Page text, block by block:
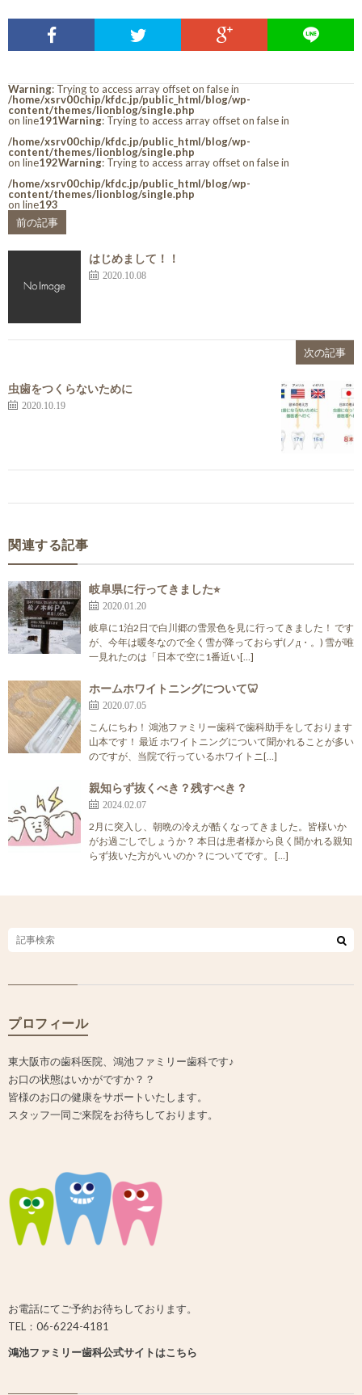
Warning: Trying to access array offset on false in
/home/xsrv00chip/kfdc.jp/public_html/blog/wp-
content/themes/lionblog/single.php
on line191Warning: Trying to access array offset on false in
/home/xsrv00chip/kfdc.jp/public_html/blog/wp-
content/themes/lionblog/single.php
on line192Warning: Trying to access array offset on false in
/home/xsrv00chip/kfdc.jp/public_html/blog/wp-
content/themes/lionblog/single.php
on line193
前の記事
はじめまして！！
2020.10.08
次の記事
虫歯をつくらないために
2020.10.19
関連する記事
岐阜県に行ってきました⭐︎
2020.01.20
岐阜に1泊2日で白川郷の雪景色を見に行ってきました！ です
が、今年は暖冬なので全く雪が降っておらず(ノд・。) 雪が唯
一見れたのは「日本で空に1番近い[…]
ホームホワイトニングについて🦷
2020.07.05
こんにちわ！ 鴻池ファミリー歯科で歯科助手をしております
山本です！ 最近 ホワイトニングについて聞かれることが多い
のですが、当院で行っているホワイトニ[…]
親知らず抜くべき？残すべき？
2024.02.07
2月に突入し、朝晩の冷えが酷くなってきました。皆様いか
がお過ごしでしょうか？ 本日は患者様から良く聞かれる親知
らず抜いた方がいいのか？についてです。 […]
プロフィール
東大阪市の歯科医院、鴻池ファミリー歯科です♪
お口の状態はいかがですか？？
皆様のお口の健康をサポートいたします。
スタッフ一同ご来院をお待ちしております。
お電話にてご予約お待ちしております。
TEL：06-6224-4181
鴻池ファミリー歯科公式サイトはこちら